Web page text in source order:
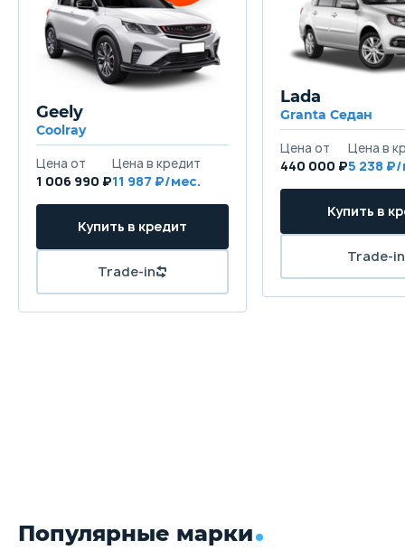
Geely
Coolray
1 006 990 ₽11 987
Lada
Granta Седан
440 000 ₽5 238
Популярные марки